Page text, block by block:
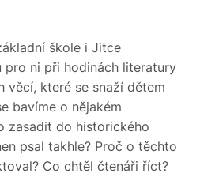
škole i Jitce
pro ni při hodinách literatury
věcí, které se snaží dětem
bavíme o nějakém
zasadit do historického
psal takhle? Proč o těchto
Co chtěl čtenáři říct?